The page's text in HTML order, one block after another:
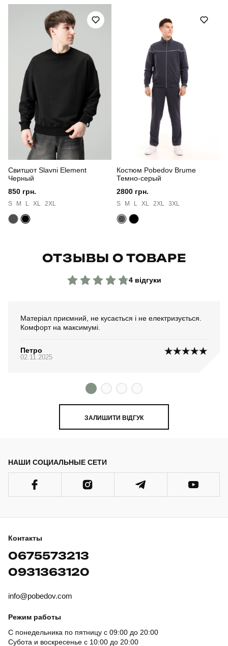
BLto25412XLkh
Призначення для повсякденного носіння
Стиль повсякденний
Сезон
Країна - виробник
Свитшот Slavni Element
Черный
850 грн.
S M L XL 2XL
Костюм Pobedov Brume
Темно-серый
2800 грн.
S M L XL 2XL 3XL
ОТЗЫВЫ О ТОВАРЕ
4 відгуки
Матеріал приємний, не кусається і не електризується.
Комфорт на максимумі.
Петро
02.11.2025
ЗАЛИШИТИ ВІДГУК
НАШИ СОЦИАЛЬНЫЕ СЕТИ
Контакты
0675573213
0931363120
info@pobedov.com
Режим работы
С понедельника по пятницу с 09:00 до 20:00
Субота и воскресенье с 10:00 до 20:00